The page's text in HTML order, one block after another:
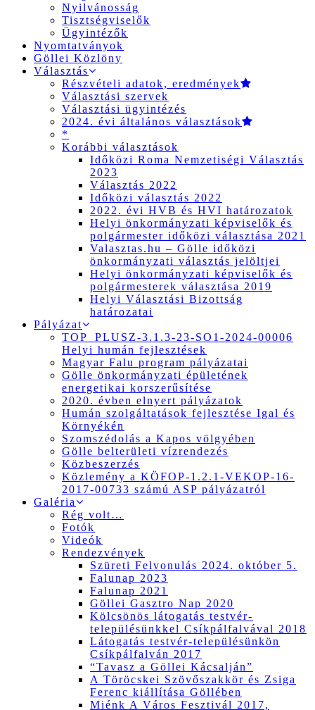
Nyilvánosság
Tisztségviselők
Ügyintézők
Nyomtatványok
Göllei Közlöny
Választás
Részvételi adatok, eredmények
Választási szervek
Választási ügyintézés
2024. évi általános választások
*
Korábbi választások
Időközi Roma Nemzetiségi Választás
2023
Választás 2022
Időközi választás 2022
2022. évi HVB és HVI határozatok
Helyi önkormányzati képviselők és
polgármester időközi választása 2021
Valasztas.hu – Gölle időközi
önkormányzati választás jelöltjei
Helyi önkormányzati képviselők és
polgármesterek választása 2019
Helyi Választási Bizottság
határozatai
Pályázat
TOP_PLUSZ-3.1.3-23-SO1-2024-00006
Helyi humán fejlesztések
Magyar Falu program pályázatai
Gölle önkormányzati épületének
energetikai korszerűsítése
2020. évben elnyert pályázatok
Humán szolgáltatások fejlesztése Igal és
Környékén
Szomszédolás a Kapos völgyében
Gölle belterületi vízrendezés
Közbeszerzés
Közlemény a KÖFOP-1.2.1-VEKOP-16-
2017-00733 számú ASP pályázatról
Galéria
Rég volt…
Fotók
Videók
Rendezvények
Szüreti Felvonulás 2024. október 5.
Falunap 2023
Falunap 2021
Göllei Gasztro Nap 2020
Kölcsönös látogatás testvér-
településünkkel Csíkpálfalvával 2018
Látogatás testvér-településünkön
Csíkpálfalván 2017
“Tavasz a Göllei Kácsalján”
A Töröcskei Szövőszakkör és Zsiga
Ferenc kiállítása Göllében
Miénk A Város Fesztivál 2017,